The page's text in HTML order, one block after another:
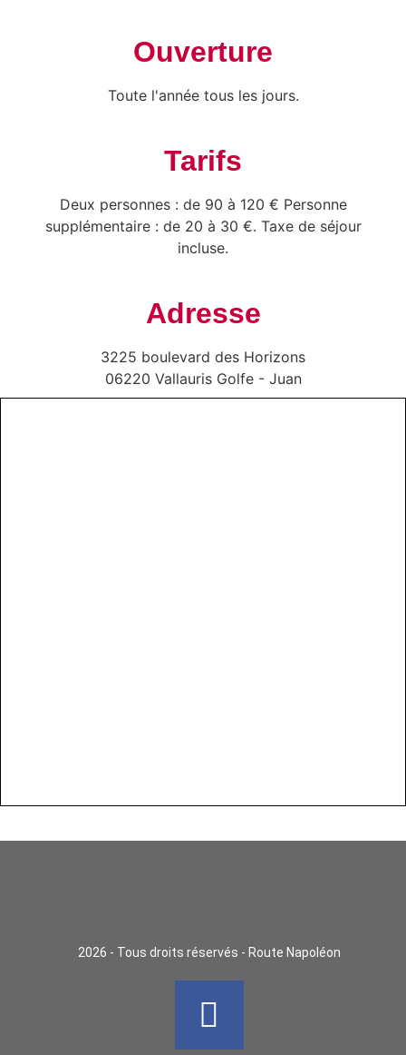
Ouverture
Toute l'année tous les jours.
Tarifs
Deux personnes : de 90 à 120 € Personne
supplémentaire : de 20 à 30 €. Taxe de séjour
incluse.
Adresse
3225 boulevard des Horizons
06220 Vallauris Golfe - Juan
2026 - Tous droits réservés - Route Napoléon